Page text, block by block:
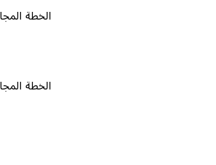
الخطة المجانية ٠
الخطة المجانية ٠